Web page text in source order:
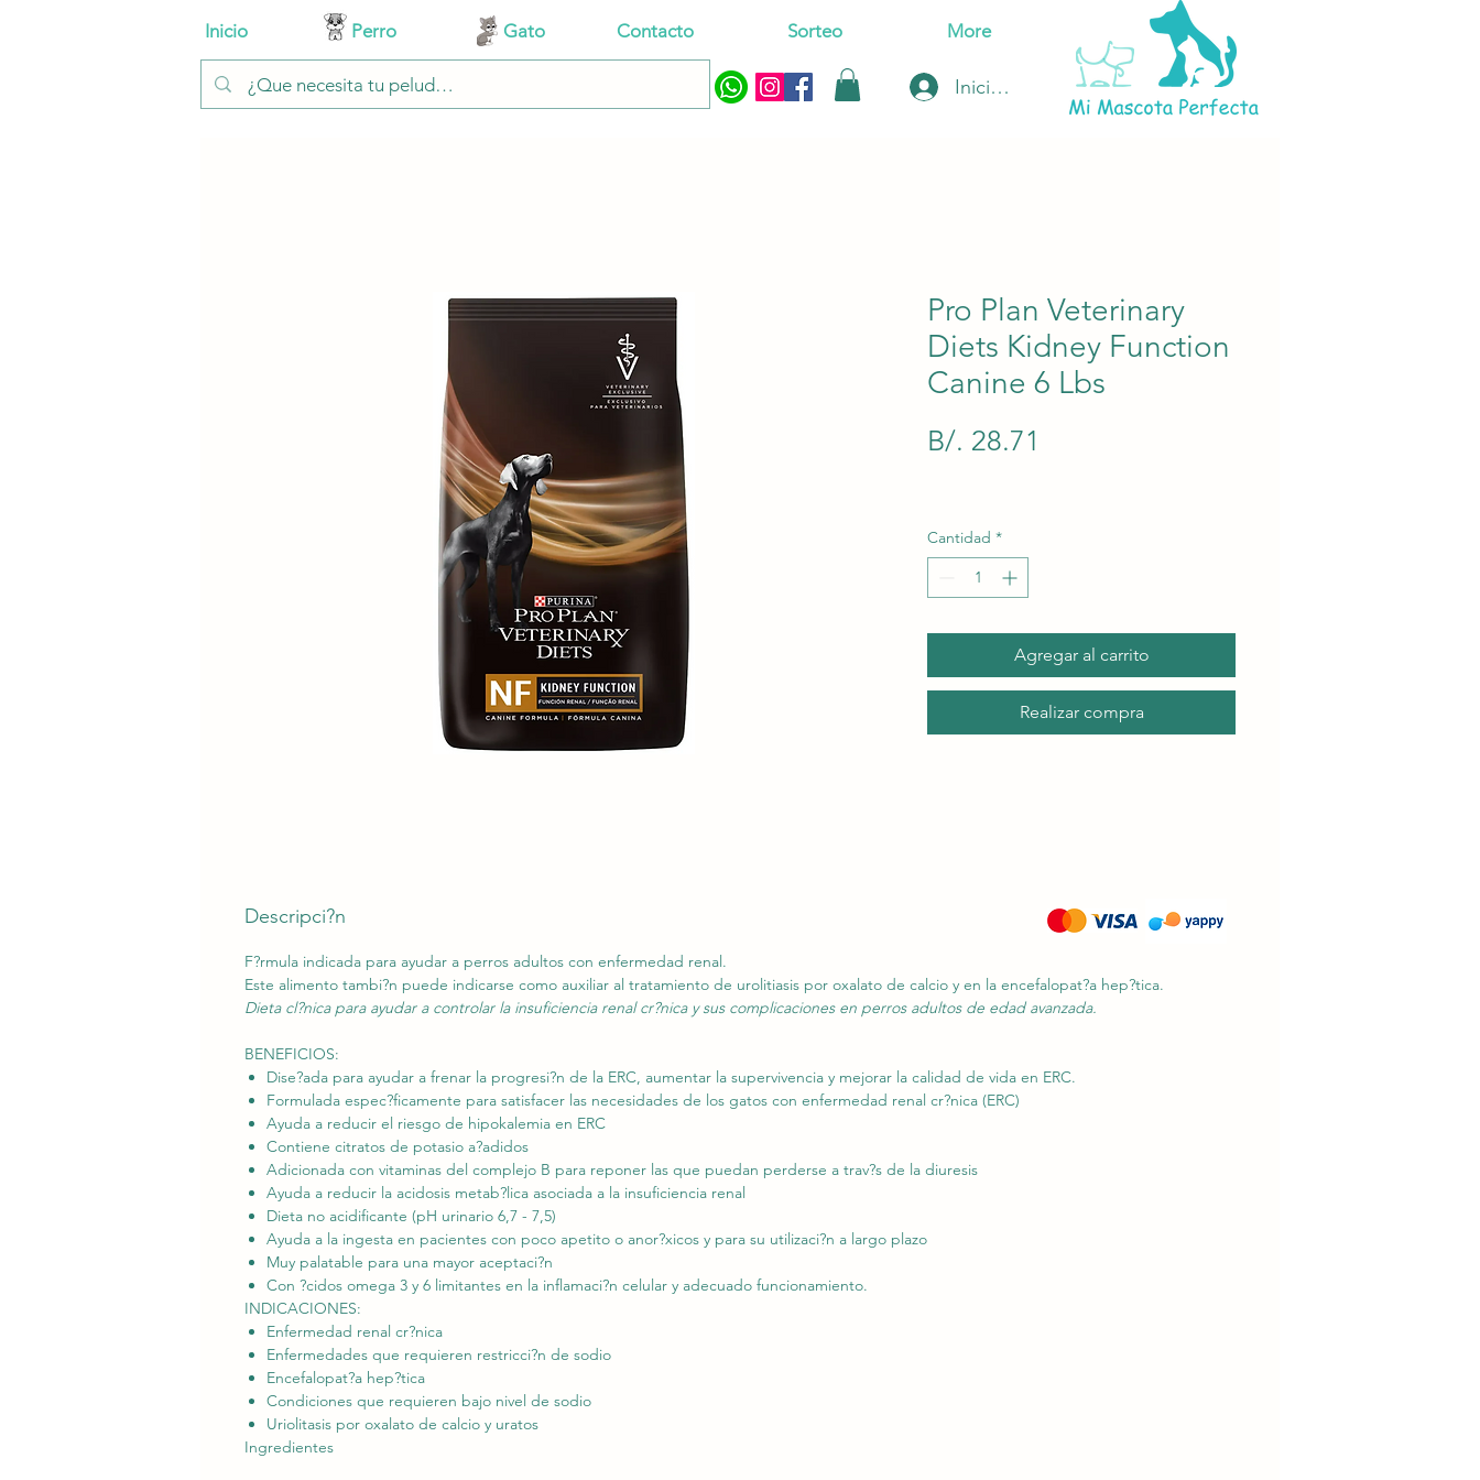
Inicio Perro Gato Contacto Sorteo More
Iniciar sesión
Pro Plan Veterinary
Diets Kidney Function
Canine 6 Lbs
B/. 28.71
Cantidad *
Agregar al carrito
Realizar compra
Descripci?n
F?rmula indicada para ayudar a perros adultos con enfermedad renal.
Este alimento tambi?n puede indicarse como auxiliar al tratamiento de urolitiasis por oxalato de calcio y en la encefalopat?a hep?tica.
Dieta cl?nica para ayudar a controlar la insuficiencia renal cr?nica y sus complicaciones en perros adultos de edad avanzada.
BENEFICIOS:
Dise?ada para ayudar a frenar la progresi?n de la ERC, aumentar la supervivencia y mejorar la calidad de vida en ERC.
Formulada espec?ficamente para satisfacer las necesidades de los gatos con enfermedad renal cr?nica (ERC)
Ayuda a reducir el riesgo de hipokalemia en ERC
Contiene citratos de potasio a?adidos
Adicionada con vitaminas del complejo B para reponer las que puedan perderse a trav?s de la diuresis
Ayuda a reducir la acidosis metab?lica asociada a la insuficiencia renal
Dieta no acidificante (pH urinario 6,7 - 7,5)
Ayuda a la ingesta en pacientes con poco apetito o anor?xicos y para su utilizaci?n a largo plazo
Muy palatable para una mayor aceptaci?n
Con ?cidos omega 3 y 6 limitantes en la inflamaci?n celular y adecuado funcionamiento.
INDICACIONES:
Enfermedad renal cr?nica
Enfermedades que requieren restricci?n de sodio
Encefalopat?a hep?tica
Condiciones que requieren bajo nivel de sodio
Uriolitasis por oxalato de calcio y uratos
Ingredientes